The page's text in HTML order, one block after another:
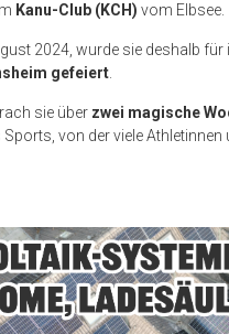
Kanu-Club (KCH) vom Elbsee.
2024, wurde sie deshalb für
gefeiert.
sie über zwei magische
von der viele Athletinnen